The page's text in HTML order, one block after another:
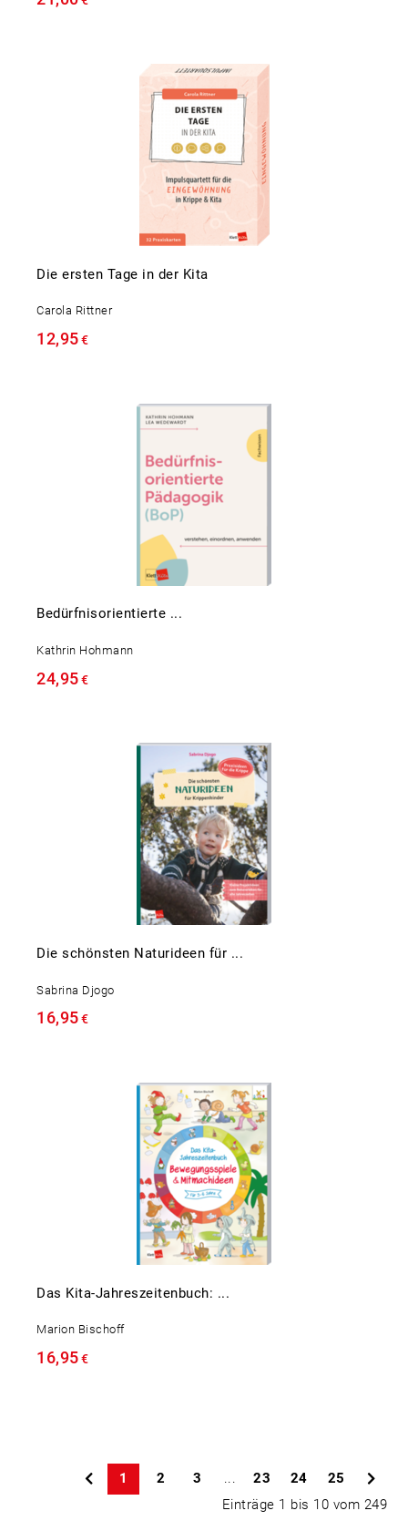
Die ersten Tage in der Kita
Carola Rittner
12,95€
Bedürfnisorientierte ...
Kathrin Hohmann
24,95€
Die schönsten Naturideen für ...
Sabrina Djogo
16,95€
Das Kita-Jahreszeitenbuch: ...
Marion Bischoff
16,95€
1 2 3 ... 23 24
25
Einträge 1 bis 10 vom 249